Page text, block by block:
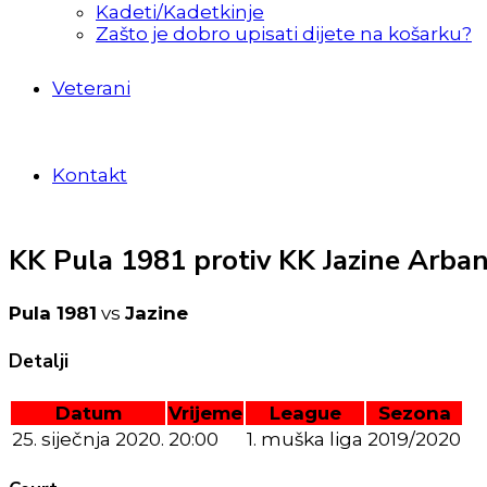
Kadeti/Kadetkinje
Zašto je dobro upisati dijete na košarku?
Veterani
Kontakt
KK Pula 1981 protiv KK Jazine
Pula 1981 vs Jazine
Detalji
Datum Vrijeme League
Sezona
25. siječnja 2020. 20:00 1. muška liga 2019/2020